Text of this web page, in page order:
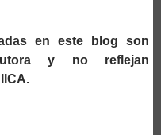
en este blog son
y no reflejan